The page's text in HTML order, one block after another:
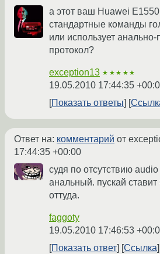
а этот ваш Huawei
стандартные команды
или использует
протокол?
exception13 ★★★★★
19.05.2010 17:44:35
Показать ответы
Ответ на: комментарий от
17:44:35 +00:00
судя по отсутствию
анальный. пускай
оттуда.
faggoty
19.05.2010 17:46:53
Показать ответ
Ссылка